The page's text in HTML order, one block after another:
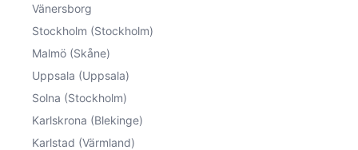
Vänersborg
Stockholm (Stockholm)
Malmö (Skåne)
Uppsala (Uppsala)
Solna (Stockholm)
Karlskrona (Blekinge)
Karlstad (Värmland)